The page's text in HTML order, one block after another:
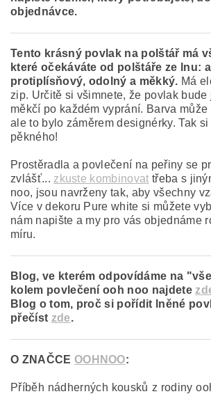
objednávce.
Tento krásný povlak na polštář má
které očekáváte od polštáře ze lnu:
protiplísňový, odolný a měkký. Má
zip. Určitě si všimnete, že povlak
měkčí po každém vyprání. Barva
ale to bylo záměrem designérky. Tak
pěkného!
Prostěradla a povlečení na peřiny se
zvlášť... zkuste kombinovat třeba s
noo, jsou navrženy tak, aby všechny
Více v dekoru Pure white si můžete
nám napište a my pro vás objednáme
míru.
Blog, ve kterém odpovídáme na
kolem povlečení ooh noo najdete
Blog o tom, proč si pořídit lněné
přečíst zde.
O ZNAČCE OOHNOO:
Příběh nádherných kousků z rodiny